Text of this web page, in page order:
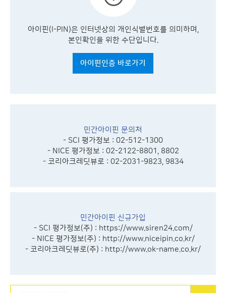
아이핀(I-PIN)은 인터넷상의 개인식별번호를 의미하며,
본인확인을 위한 수단입니다.
아이핀인증 바로가기
민간아이핀 문의처
- SCI 평가정보 : 02-512-1300
- NICE 평가정보 : 02-2122-8801, 8802
- 코리아크레딧뷰로 : 02-2031-9823, 9834
민간아이핀 신규가입
- SCI 평가정보(주) : https://www.siren24.com/
- NICE 평가정보(주) : http://www.niceipin.co.kr/
- 코리아크레딧뷰로(주) : http://www.ok-name.co.kr/